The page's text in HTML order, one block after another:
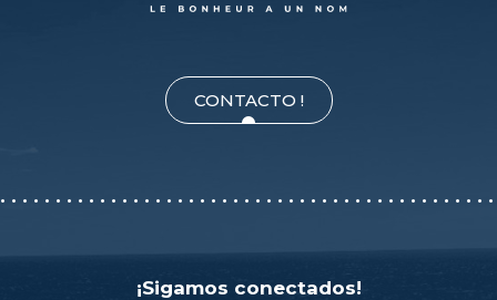
CONTACTO !
¡Sigamos conectados!